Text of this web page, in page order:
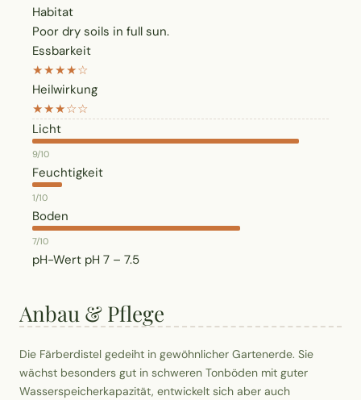
Habitat
Poor dry soils in full sun.
Essbarkeit
★★★★☆
Heilwirkung
★★★☆☆
Licht
9/10
Feuchtigkeit
1/10
Boden
7/10
pH-Wert pH 7 – 7.5
Anbau & Pflege
Die Färberdistel gedeiht in gewöhnlicher Gartenerde. Sie
wächst besonders gut in schweren Tonböden mit guter
Wasserspeicherkapazität, entwickelt sich aber auch